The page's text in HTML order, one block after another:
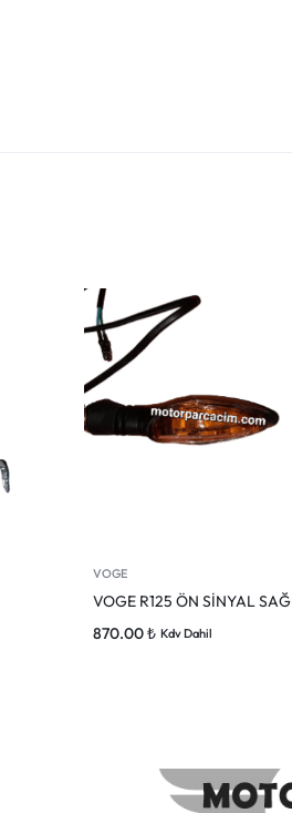
VOGE
VOGE R125 ÖN SİNYAL SAĞ
870.00₺ Kdv Dahil